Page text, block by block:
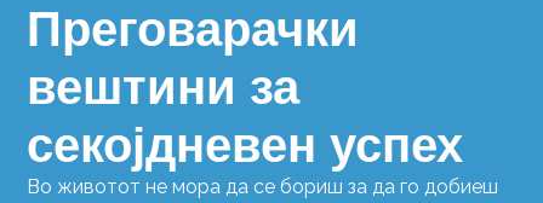
Преговарачки
вештини за
секојдневен успех
Во животот не мора да се бориш за да го добиеш